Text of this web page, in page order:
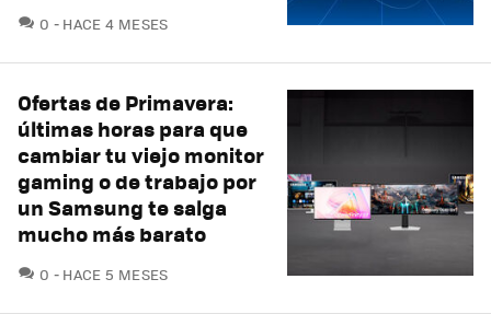
0 COMENTARIOS
HACE 4 MESES
Ofertas de Primavera:
últimas horas para que
cambiar tu viejo monitor
gaming o de trabajo por
un Samsung te salga
mucho más barato
0 COMENTARIOS
HACE 5 MESES